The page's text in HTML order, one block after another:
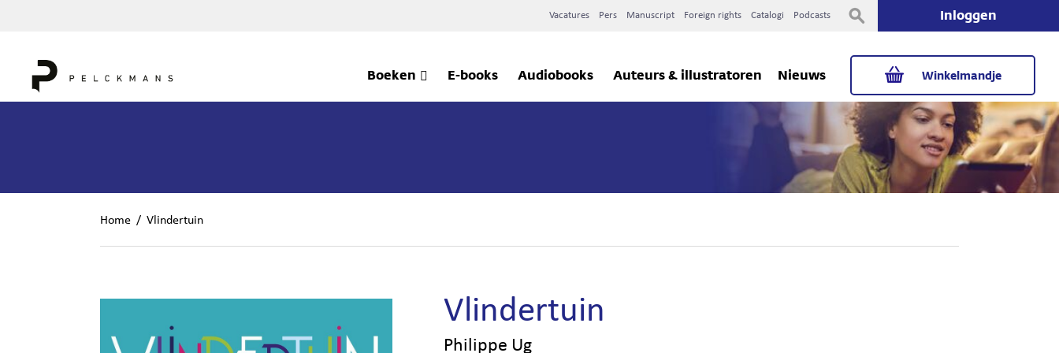
Vacatures Pers Manuscript Foreign rights Catalogi Podcasts Inloggen
Winkelmandje
Boeken E-books Audiobooks Auteurs & illustratoren Nieuws
Home / Vlindertuin
Vlindertuin
Philippe Ug